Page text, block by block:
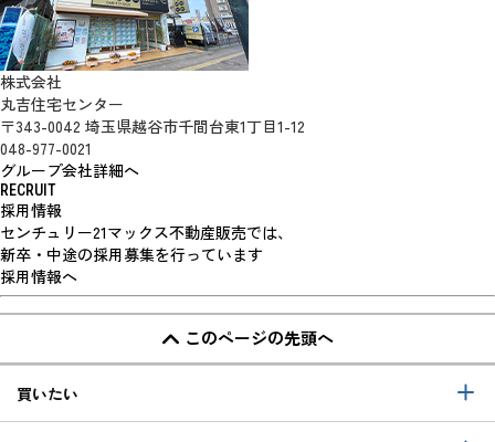
株式会社
丸吉住宅センター
〒343-0042 埼玉県越谷市千間台東1丁目1-12
048-977-0021
グループ会社詳細へ
RECRUIT
採用情報
センチュリー21マックス不動産販売では、
新卒・中途の採用募集を行っています
採用情報へ
このページの先頭へ
買いたい